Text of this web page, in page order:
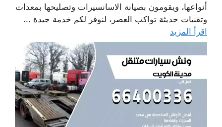
أنواعها، ويقومون بصيانة الاسانسيرات وتصليحها بمعدات
وتقنيات حديثة تواكب العصر، لنوفر لكم خدمة جيدة ...
اقرأ المزيد